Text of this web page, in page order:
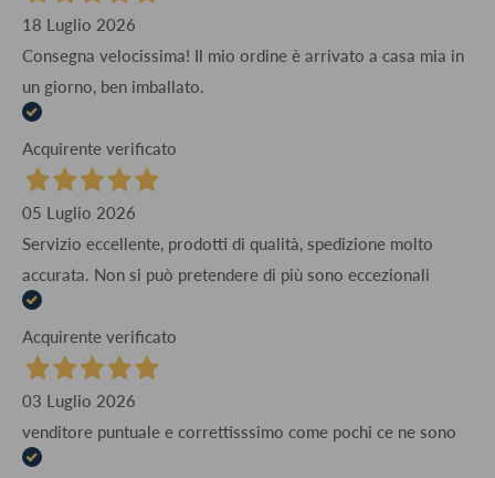
18 Luglio 2026
Consegna velocissima! Il mio ordine è arrivato a casa mia in
un giorno, ben imballato.
Acquirente verificato
05 Luglio 2026
Servizio eccellente, prodotti di qualità, spedizione molto
accurata. Non si può pretendere di più sono eccezionali
Acquirente verificato
03 Luglio 2026
venditore puntuale e correttisssimo come pochi ce ne sono